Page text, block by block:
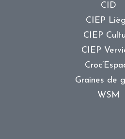
CID
CIEP
CIEP
CIEP
Graines de
WSM